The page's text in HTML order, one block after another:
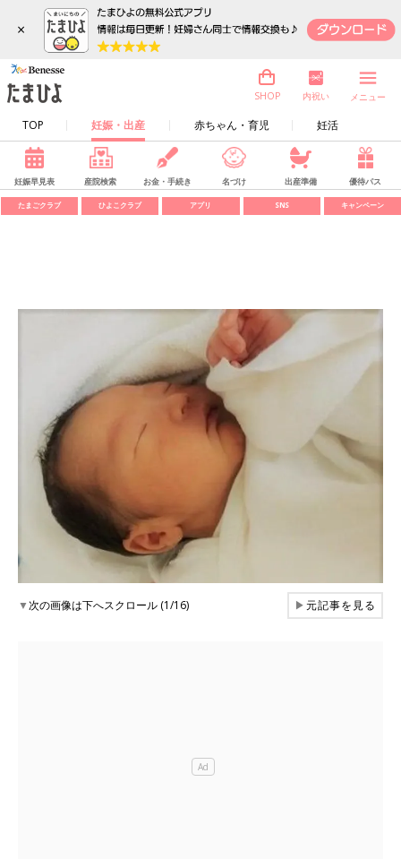
×
TOP 妊娠・出産 赤ちゃん・育児 妊活
SHOP 内祝い メニュー
妊娠早見表 産院検索 お金・手続き 名づけ 出産準備 優待パス
たまごクラブ ひよこクラブ アプリ SNS キャンペーン
▼次の画像は下へスクロール (1/16) ▶元記事を見る